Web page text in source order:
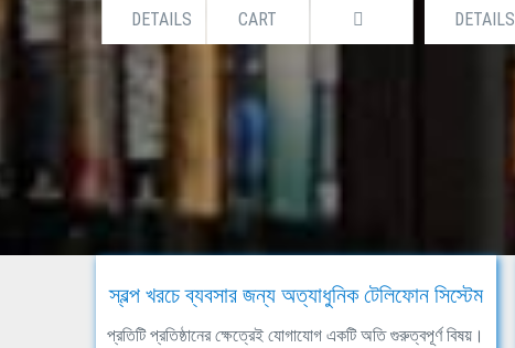
DETAILS CART DETAILS
স্বল্প খরচে ব্যবসার জন্য অত্যাধুনিক টেলিফোন সিস্টেম
প্রতিটি প্রতিষ্ঠানের ক্ষেত্রেই যোগাযোগ একটি অতি গুরুত্বপূর্ণ বিষয়।